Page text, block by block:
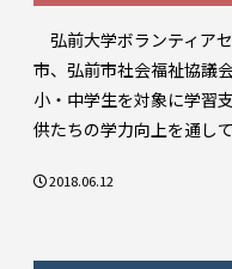
弘前大学ボランティア
市、弘前市社会福祉協議
小・中学生を対象に学習
供たちの学力向上を通し
2018.06.12